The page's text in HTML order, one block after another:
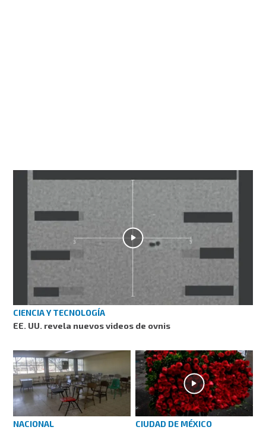
CIENCIA Y TECNOLOGÍA
EE. UU. revela nuevos videos de ovnis
NACIONAL
CIUDAD DE MÉXICO